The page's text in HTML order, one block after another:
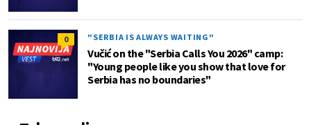
0 "SERBIA IS ALWAYS WAITING"
Vučić on the "Serbia Calls You 2026" camp:
"Young people like you show that love for
Serbia has no boundaries"